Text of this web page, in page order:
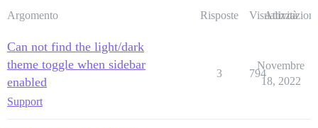
Argomento Risposte Visualizzazioni
Attività
Can not find the light/dark
theme toggle when sidebar
enabled
Support
3 794
Novembre
18, 2022